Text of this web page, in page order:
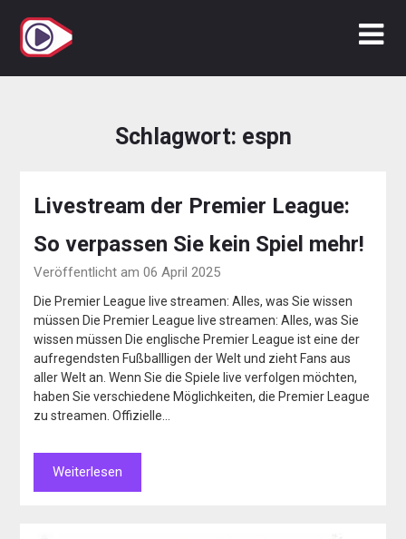
Inhalt
springen
Schlagwort: espn
Livestream der Premier League:
So verpassen Sie kein Spiel mehr!
Veröffentlicht am 06 April 2025
Die Premier League live streamen: Alles, was Sie wissen
müssen Die Premier League live streamen: Alles, was Sie
wissen müssen Die englische Premier League ist eine der
aufregendsten Fußballligen der Welt und zieht Fans aus
aller Welt an. Wenn Sie die Spiele live verfolgen möchten,
haben Sie verschiedene Möglichkeiten, die Premier League
zu streamen. Offizielle…
Weiterlesen